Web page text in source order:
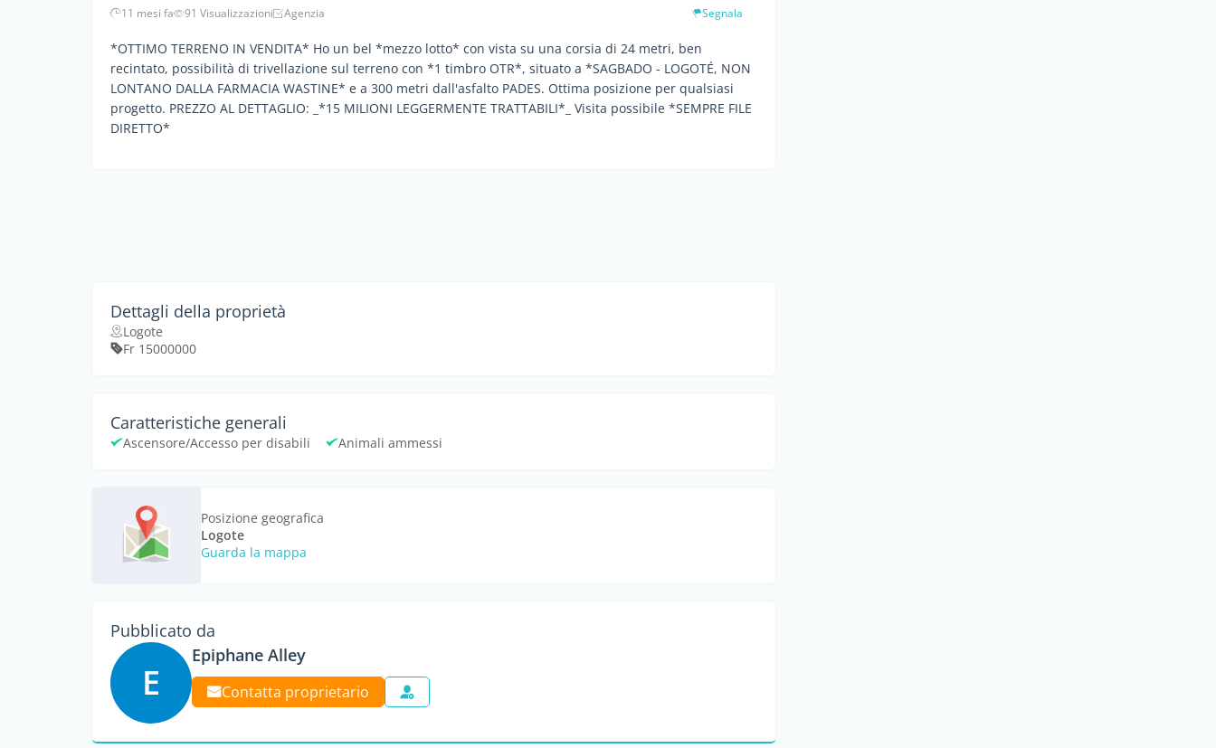
11 mesi fa 91 Visualizzazioni Agenzia Segnala
*OTTIMO TERRENO IN VENDITA* Ho un bel *mezzo lotto* con vista su una corsia di 24 metri, ben
recintato, possibilità di trivellazione sul terreno con *1 timbro OTR*, situato a *SAGBADO - LOGOTÉ, NON
LONTANO DALLA FARMACIA WASTINE* e a 300 metri dall'asfalto PADES. Ottima posizione per qualsiasi
progetto. PREZZO AL DETTAGLIO: _*15 MILIONI LEGGERMENTE TRATTABILI*_ Visita possibile *SEMPRE FILE
DIRETTO*
Dettagli della proprietà
Logote
Fr 15000000
Caratteristiche generali
Ascensore/Accesso per disabili Animali ammessi
Posizione geografica
Logote
Guarda la mappa
Pubblicato da
E
Epiphane Alley
Contatta proprietario